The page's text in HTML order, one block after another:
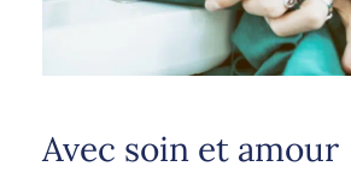
Avec soin et amour